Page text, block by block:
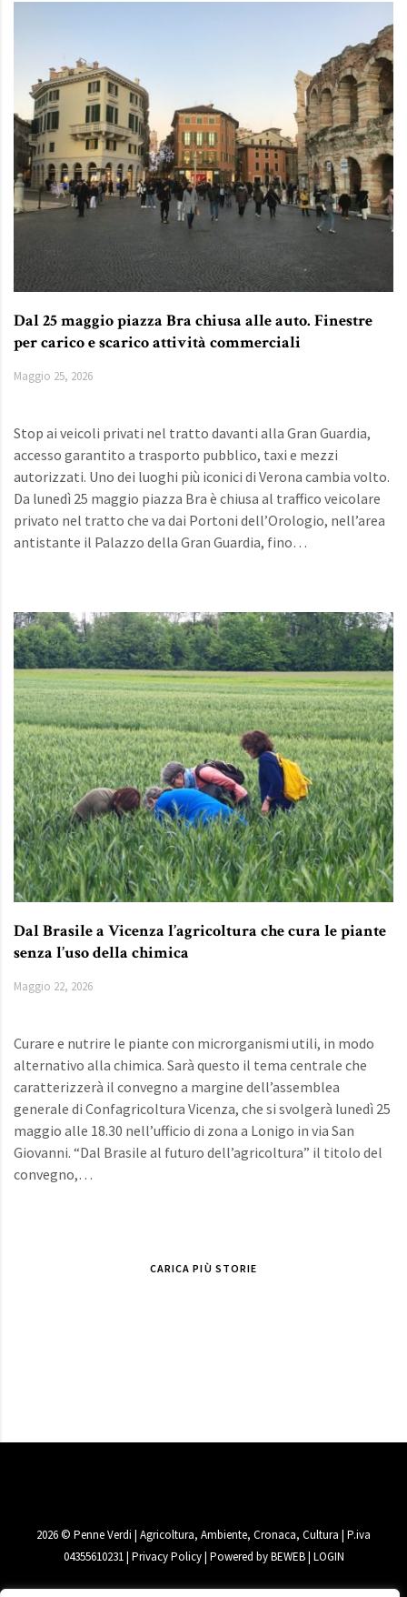
Dal 25 maggio piazza Bra chiusa alle auto. Finestre
per carico e scarico attività commerciali
Maggio 25, 2026
Stop ai veicoli privati nel tratto davanti alla Gran Guardia,
accesso garantito a trasporto pubblico, taxi e mezzi
autorizzati. Uno dei luoghi più iconici di Verona cambia volto.
Da lunedì 25 maggio piazza Bra è chiusa al traffico veicolare
privato nel tratto che va dai Portoni dell’Orologio, nell’area
antistante il Palazzo della Gran Guardia, fino…
Dal Brasile a Vicenza l’agricoltura che cura le piante
senza l’uso della chimica
Maggio 22, 2026
Curare e nutrire le piante con microrganismi utili, in modo
alternativo alla chimica. Sarà questo il tema centrale che
caratterizzerà il convegno a margine dell’assemblea
generale di Confagricoltura Vicenza, che si svolgerà lunedì 25
maggio alle 18.30 nell’ufficio di zona a Lonigo in via San
Giovanni. “Dal Brasile al futuro dell’agricoltura” il titolo del
convegno,…
CARICA PIÙ STORIE
2026© Penne Verdi | Agricoltura, Ambiente, Cronaca, Cultura | P.iva
04355610231 | Privacy Policy| Powered byBEWEB| LOGIN